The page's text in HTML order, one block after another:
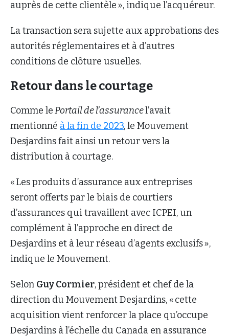
auprès de cette clientèle », indique l’acquéreur.
La transaction sera sujette aux approbations des
autorités réglementaires et à d’autres
conditions de clôture usuelles.
Retour dans le courtage
Comme lePortail de l’assurancel’avait
mentionné à la fin de 2023, le Mouvement
Desjardins fait ainsi un retour vers la
distribution à courtage.
« Les produits d’assurance aux entreprises
seront offerts par le biais de courtiers
d’assurances qui travaillent avec ICPEI, un
complément à l’approche en direct de
Desjardins et à leur réseau d’agents exclusifs »,
indique le Mouvement.
Selon Guy Cormier, président et chef de la
direction du Mouvement Desjardins, « cette
acquisition vient renforcer la place qu’occupe
Desjardins à l’échelle du Canada en assurance